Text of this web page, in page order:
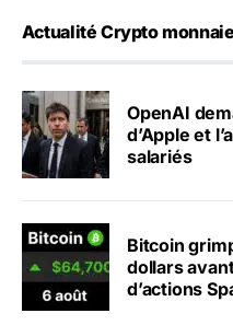
Actualité Crypto monnaie
OpenAI
d’Apple et
salariés
Bitcoin
dollars
d’actions